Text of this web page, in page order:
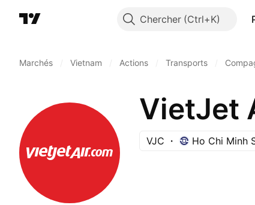
Chercher
Marchés Vietnam Actions Transports
VietJet
VJC Ho Chi Minh